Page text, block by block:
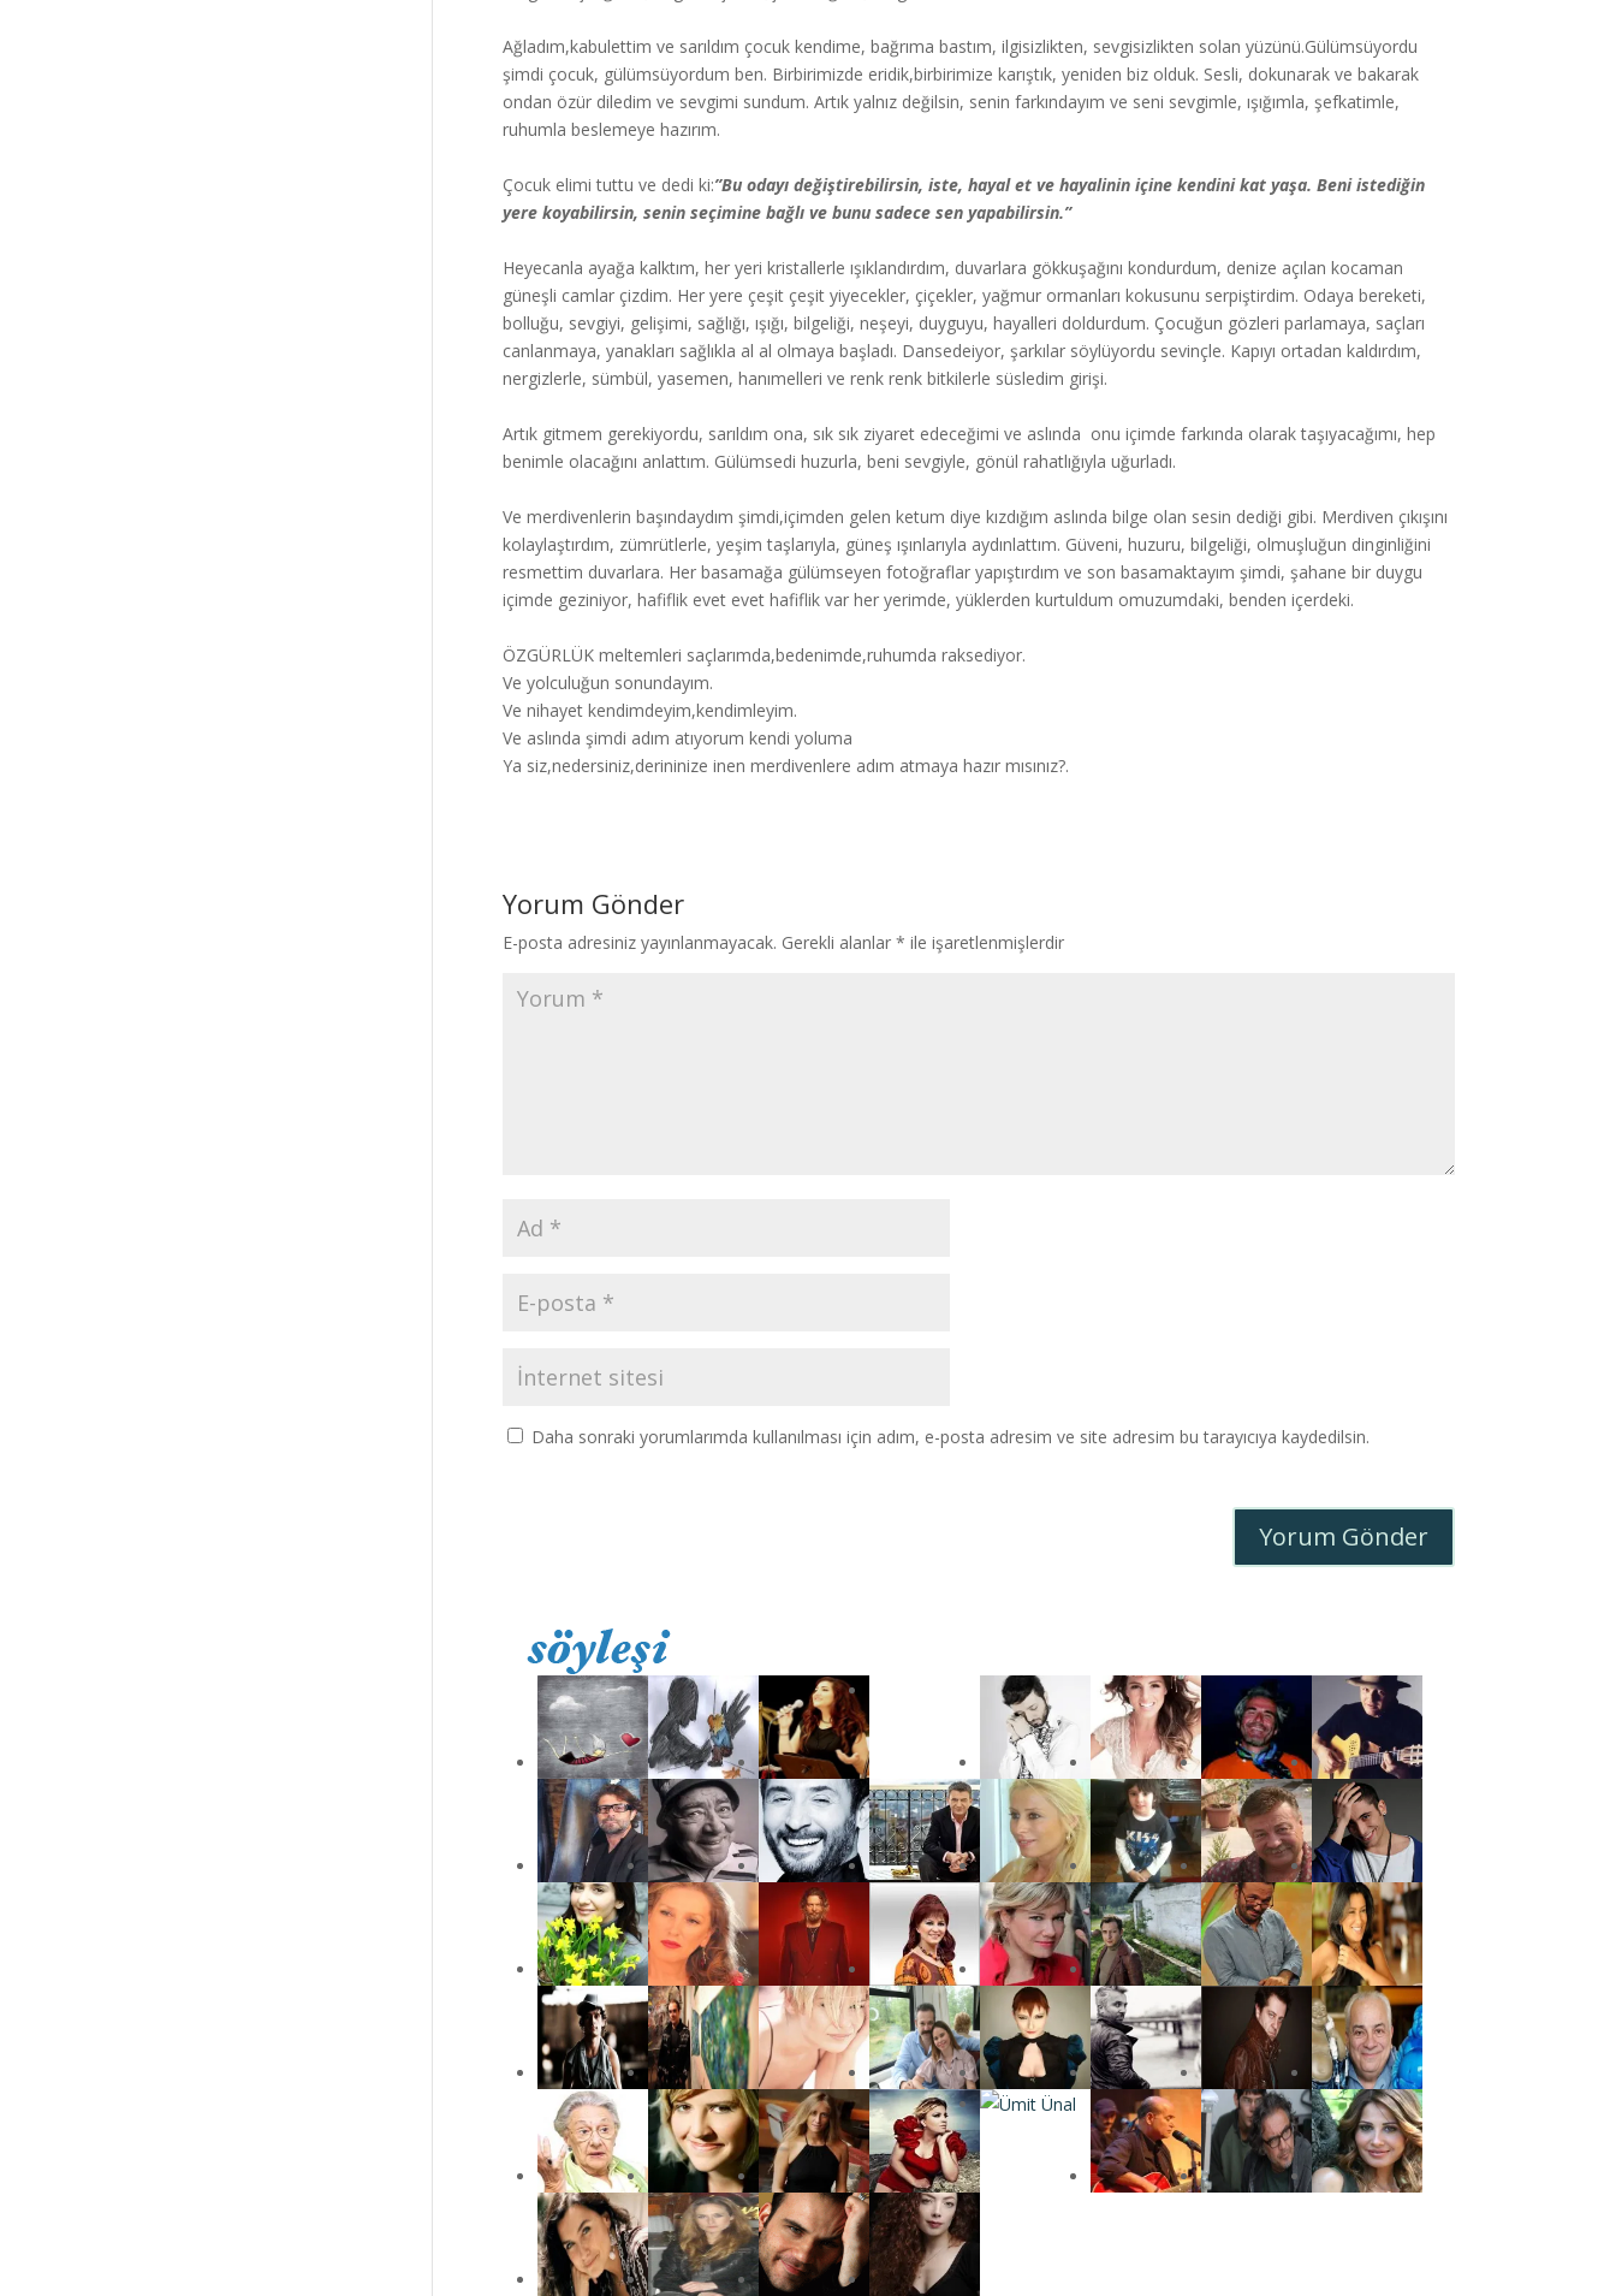
Ağladım,kabulettim ve sarıldım çocuk kendime, bağrıma bastım, ilgisizlikten, sevgisizlikten solan yüzünü.Gülümsüyordu
şimdi çocuk, gülümsüyordum ben. Birbirimizde eridik,birbirimize karıştık, yeniden biz olduk. Sesli, dokunarak ve bakarak
ondan özür diledim ve sevgimi sundum. Artık yalnız değilsin, senin farkındayım ve seni sevgimle, ışığımla, şefkatimle,
ruhumla beslemeye hazırım.
Çocuk elimi tuttu ve dedi ki:”Bu odayı değiştirebilirsin, iste, hayal et ve hayalinin içine kendini kat yaşa. Beni istediğin
yere koyabilirsin, senin seçimine bağlı ve bunu sadece sen yapabilirsin.”
Heyecanla ayağa kalktım, her yeri kristallerle ışıklandırdım, duvarlara gökkuşağını kondurdum, denize açılan kocaman
güneşli camlar çizdim. Her yere çeşit çeşit yiyecekler, çiçekler, yağmur ormanları kokusunu serpiştirdim. Odaya bereketi,
bolluğu, sevgiyi, gelişimi, sağlığı, ışığı, bilgeliği, neşeyi, duyguyu, hayalleri doldurdum. Çocuğun gözleri parlamaya, saçları
canlanmaya, yanakları sağlıkla al al olmaya başladı. Dansedeiyor, şarkılar söylüyordu sevinçle. Kapıyı ortadan kaldırdım,
nergizlerle, sümbül, yasemen, hanımelleri ve renk renk bitkilerle süsledim girişi.
Artık gitmem gerekiyordu, sarıldım ona, sık sık ziyaret edeceğimi ve aslında onu içimde farkında olarak taşıyacağımı, hep
benimle olacağını anlattım. Gülümsedi huzurla, beni sevgiyle, gönül rahatlığıyla uğurladı.
Ve merdivenlerin başındaydım şimdi,içimden gelen ketum diye kızdığım aslında bilge olan sesin dediği gibi. Merdiven çıkışını
kolaylaştırdım, zümrütlerle, yeşim taşlarıyla, güneş ışınlarıyla aydınlattım. Güveni, huzuru, bilgeliği, olmuşluğun dinginliğini
resmettim duvarlara. Her basamağa gülümseyen fotoğraflar yapıştırdım ve son basamaktayım şimdi, şahane bir duygu
içimde geziniyor, hafiflik evet evet hafiflik var her yerimde, yüklerden kurtuldum omuzumdaki, benden içerdeki.
ÖZGÜRLÜK meltemleri saçlarımda,bedenimde,ruhumda raksediyor.
Ve yolculuğun sonundayım.
Ve nihayet kendimdeyim,kendimleyim.
Ve aslında şimdi adım atıyorum kendi yoluma
Ya siz,nedersiniz,derininize inen merdivenlere adım atmaya hazır mısınız?.
Yorum Gönder
E-posta adresiniz yayınlanmayacak. Gerekli alanlar * ile işaretlenmişlerdir
Daha sonraki yorumlarımda kullanılması için adım, e-posta adresim ve site adresim bu tarayıcıya kaydedilsin.